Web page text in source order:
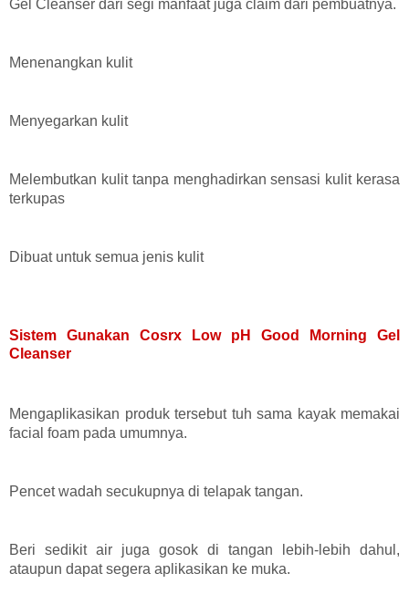
Gel Cleanser dari segi manfaat juga claim dari pembuatnya.
Menenangkan kulit
Menyegarkan kulit
Melembutkan kulit tanpa menghadirkan sensasi kulit kerasa
terkupas
Dibuat untuk semua jenis kulit
Sistem Gunakan Cosrx Low pH Good Morning Gel
Cleanser
Mengaplikasikan produk tersebut tuh sama kayak memakai
facial foam pada umumnya.
Pencet wadah secukupnya di telapak tangan.
Beri sedikit air juga gosok di tangan lebih-lebih dahul,
ataupun dapat segera aplikasikan ke muka.